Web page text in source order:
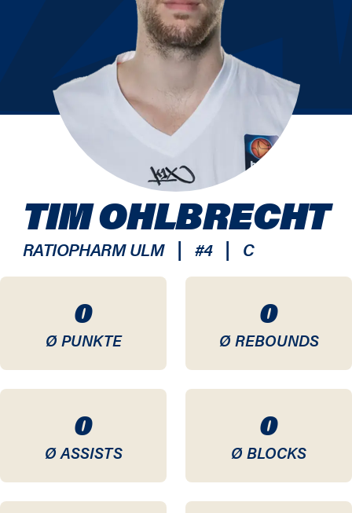
0
Ø PUNKTE
0
Ø REBOUNDS
0
Ø ASSISTS
0
Ø BLOCKS
TIM OHLBRECHT
RATIOPHARM ULM | #4 | C